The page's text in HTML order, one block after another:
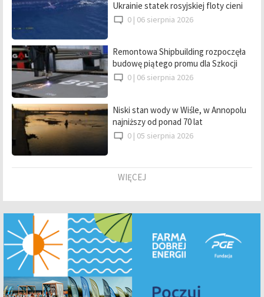
Ukrainie statek rosyjskiej floty cieni
0 | 06 sierpnia 2026
Remontowa Shipbuilding rozpoczęła
budowę piątego promu dla Szkocji
0 | 06 sierpnia 2026
Niski stan wody w Wiśle, w Annopolu
najniższy od ponad 70 lat
0 | 05 sierpnia 2026
WIĘCEJ